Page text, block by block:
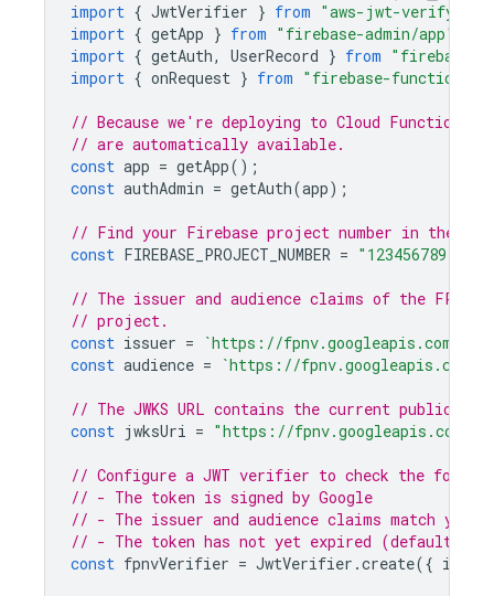
import { JwtVerifier } from "aws-jwt-verify"
import { getApp } from "firebase-admin/app"
import { getAuth, UserRecord } from "firebase-
import { onRequest } from "firebase-functions/
// Because we're deploying to Cloud Functions
// are automatically available.
const app = getApp();
const authAdmin = getAuth(app);
// Find your Firebase project number in the
const FIREBASE_PROJECT_NUMBER = "123456789"
// The issuer and audience claims of the FPNV
// project.
const issuer =
`https://fpnv.googleapis.com/
const audience = `https://fpnv.googleapis.com/
// The JWKS URL contains the current public
const jwksUri = "https://fpnv.googleapis.com/
// Configure a JWT verifier to check the
// - The token is signed by Google
// - The issuer and audience claims match your
// - The token has not yet expired (default
const fpnvVerifier = JwtVerifier .create({ issuer